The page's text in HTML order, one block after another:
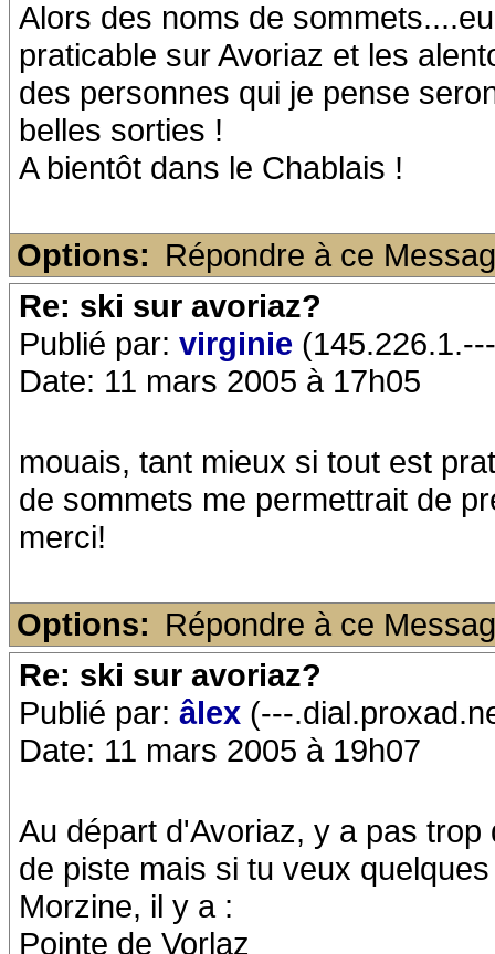
Alors des noms de
praticable sur Avoriaz et les
des personnes qui je pense
belles sorties !
A bientôt dans le Chablais !
Options: Répondre à ce
Re: ski sur avoriaz?
Publié par: virginie
Date: 11 mars 2005 à 17h05
mouais, tant mieux si tout est
de sommets me permettrait de
merci!
Options: Répondre à ce
Re: ski sur avoriaz?
Publié par: âlex (---
Date: 11 mars 2005 à 19h07
Au départ d'Avoriaz, y a pas
de piste mais si tu veux
Morzine, il y a :
Pointe de Vorlaz